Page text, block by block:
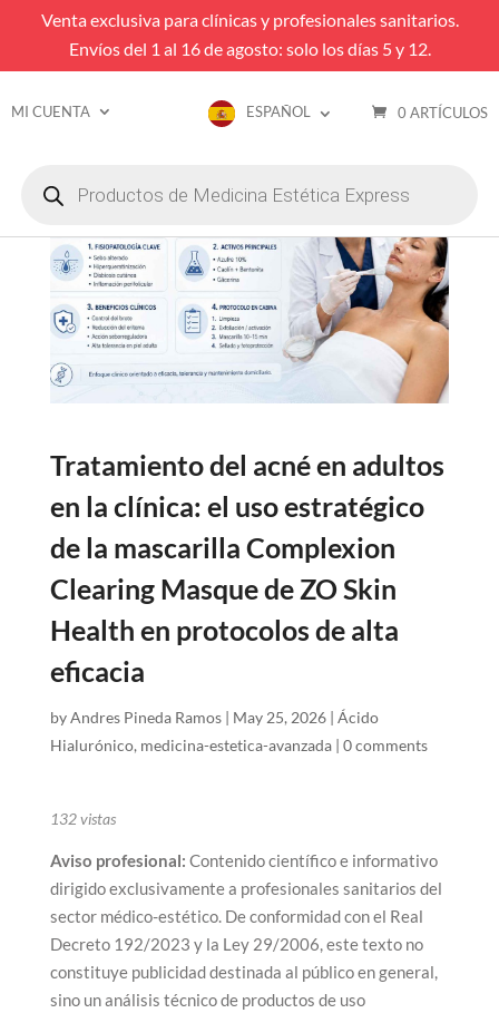
Venta exclusiva para clínicas y profesionales sanitarios.
Envíos del 1 al 16 de agosto: solo los días 5 y 12.
MI CUENTA ESPAÑOL 0 ARTÍCULOS
productos
Tratamiento del acné en adultos
en la clínica: el uso estratégico
de la mascarilla Complexion
Clearing Masque de ZO Skin
Health en protocolos de alta
eficacia
byAndres Pineda Ramos| May 25, 2026| Ácido
Hialurónico, medicina-estetica-avanzada| 0 comments
132vistas
Aviso profesional: Contenido científico e informativo
dirigido exclusivamente a profesionales sanitarios del
sector médico-estético. De conformidad con el Real
Decreto 192/2023 y la Ley 29/2006, este texto no
constituye publicidad destinada al público en general,
sino un análisis técnico de productos de uso